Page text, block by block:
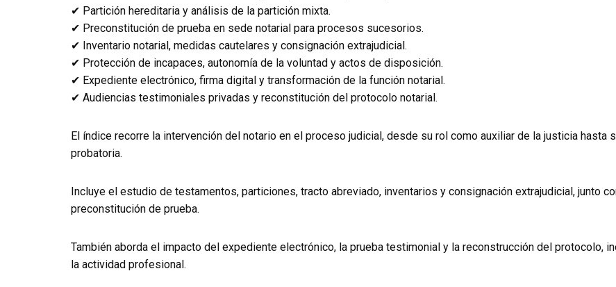
✔ Partición hereditaria y análisis de la partición mixta.
✔ Preconstitución de prueba en sede notarial para procesos sucesorios.
✔ Inventario notarial, medidas cautelares y consignación extrajudicial.
✔ Protección de incapaces, autonomía de la voluntad y actos de disposición.
✔ Expediente electrónico, firma digital y transformación de la función notarial.
✔ Audiencias testimoniales privadas y reconstitución del protocolo notarial.
El índice recorre la intervención del notario en el proceso judicial, desde su rol como auxiliar de la justicia hasta
probatoria.
Incluye el estudio de testamentos, particiones, tracto abreviado, inventarios y consignación extrajudicial, junto
preconstitución de prueba.
También aborda el impacto del expediente electrónico, la prueba testimonial y la reconstrucción del protocolo,
la actividad profesional.